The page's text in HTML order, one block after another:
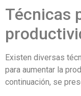
Técnicas
Existen diversas
para aumentar la
continuación, se